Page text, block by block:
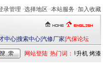
录管理 ·选择地区 ·本站服务 ·加入收藏
中心|搜索中心|汽修厂家 汽保论坛
网站登陆 热门词：举升机 烤漆房